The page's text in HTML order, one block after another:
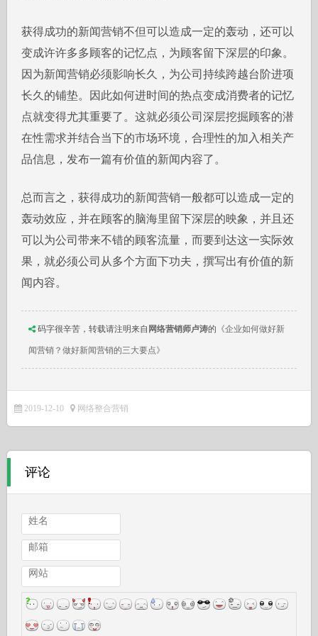
获得成功的新闻营销不但可以造成一定的轰动，还可以
变成许许多多顾客的记忆点，为顾客留下深层的印象。
因为新闻营销必须影响长久，为公司持续跨越台阶进项
长久的铺垫。因此如何进时间的热点变成消费者的记忆
点就变得尤其重要了。这就必须公司深层挖掘顾客的潜
在性需求并结合当下的市场环境，合理性的加入相关产
品信息，发布一篇有价值的新闻内容了。
总而言之，获得成功的新闻营销一般都可以造成一定的
轰动效应，并在顾客的脑海里留下深层的映象，并且还
可以为公司带来不错的顾客流量，而要到达这一实际效
果，就必须公司从多个方面下功夫，撰写出有价值的新
闻内容。
码字很辛苦，转载请注明来自 网络营销师卢涛的 《企业如何做好新
闻营销？做好新闻营销的三大要点》
2019-12-10 网络整合营销
评论
姓名
邮箱
网站